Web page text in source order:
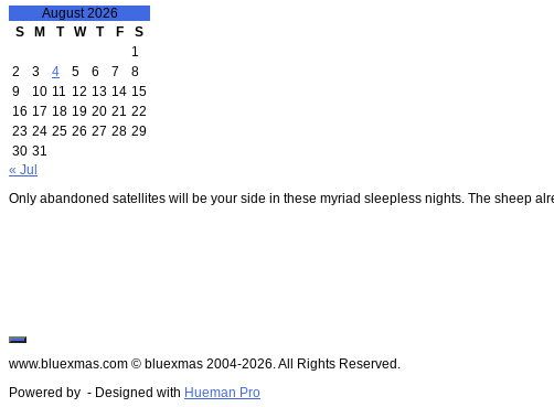
August 2026
S
M T W T F
S
1
2
3 4 5 6 7
8
9
10 11 12 13 14 15
16 17 18 19 20 21 22
23 24 25 26 27 28 29
30 31
« Jul
Only abandoned satellites will be your side in these myriad sleepless nights. The sheep
www.bluexmas.com © bluexmas 2004-2026. All Rights Reserved.
Powered by - Designed with Hueman Pro